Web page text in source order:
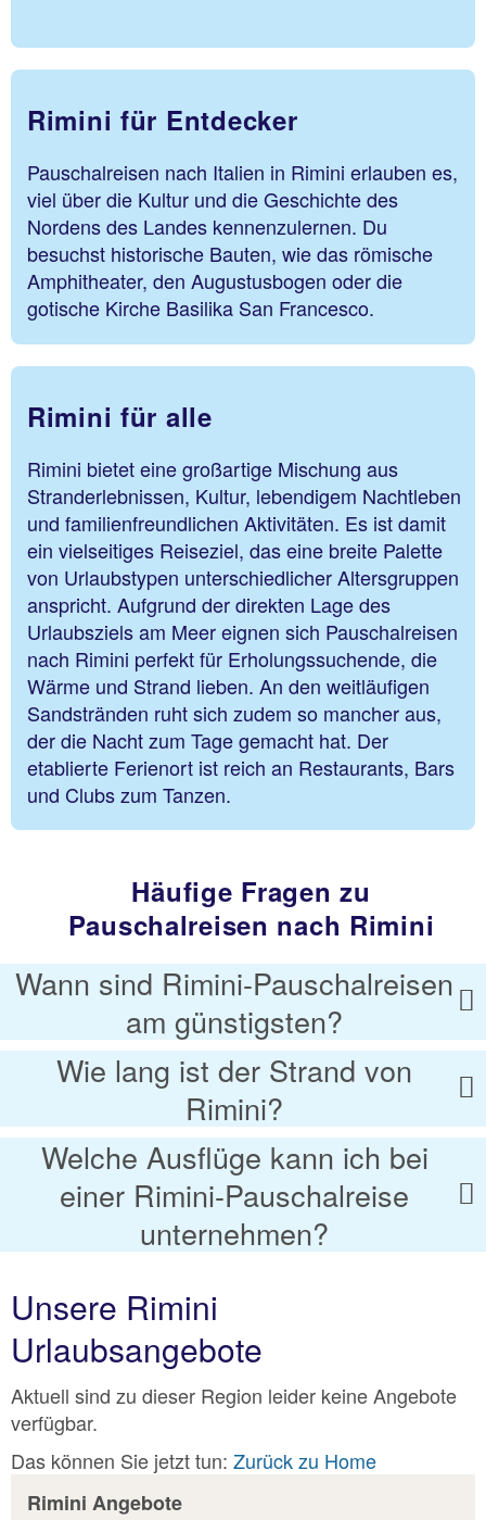
Rimini für Entdecker
Pauschalreisen nach Italien in Rimini erlauben es,
viel über die Kultur und die Geschichte des
Nordens des Landes kennenzulernen. Du
besuchst historische Bauten, wie das römische
Amphitheater, den Augustusbogen oder die
gotische Kirche Basilika San Francesco.
Rimini für alle
Rimini bietet eine großartige Mischung aus
Stranderlebnissen, Kultur, lebendigem Nachtleben
und familienfreundlichen Aktivitäten. Es ist damit
ein vielseitiges Reiseziel, das eine breite Palette
von Urlaubstypen unterschiedlicher Altersgruppen
anspricht. Aufgrund der direkten Lage des
Urlaubsziels am Meer eignen sich Pauschalreisen
nach Rimini perfekt für Erholungssuchende, die
Wärme und Strand lieben. An den weitläufigen
Sandstränden ruht sich zudem so mancher aus,
der die Nacht zum Tage gemacht hat. Der
etablierte Ferienort ist reich an Restaurants, Bars
und Clubs zum Tanzen.
Häufige Fragen zu
Pauschalreisen nach Rimini
Wann sind Rimini-Pauschalreisen
am günstigsten?
Wie lang ist der Strand von
Rimini?
Welche Ausflüge kann ich bei
einer Rimini-Pauschalreise
unternehmen?
Unsere Rimini
Urlaubsangebote
Aktuell sind zu dieser Region leider keine Angebote
verfügbar.
Das können Sie jetzt tun: Zurück zu Home
Rimini Angebote